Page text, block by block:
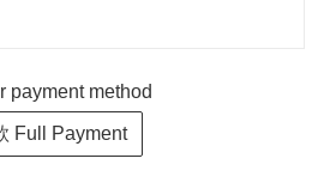
payment method
Full Payment